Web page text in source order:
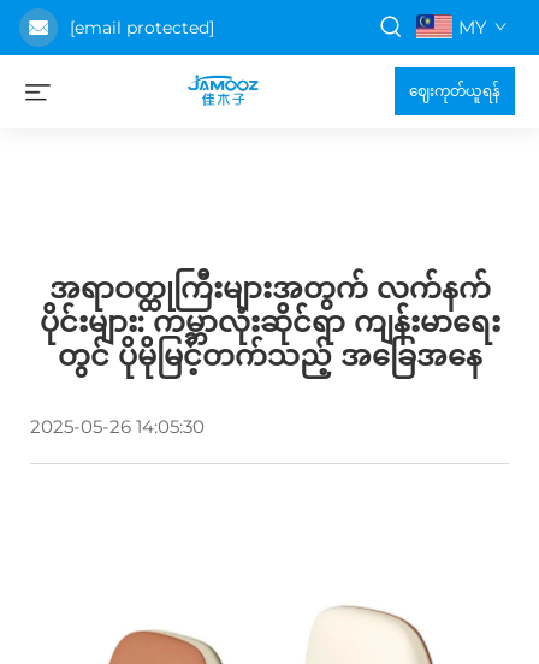
[email protected] MY
ဈေးကုတ်ယူရန်
အရာဝတ္ထုကြီးများအတွက် လက်နက်
ပိုင်းများ: ကမ္ဘာလုံးဆိုင်ရာ ကျန်းမာရေး
တွင် ပိုမိုမြင့်တက်သည့် အခြေအနေ
2025-05-26 14:05:30